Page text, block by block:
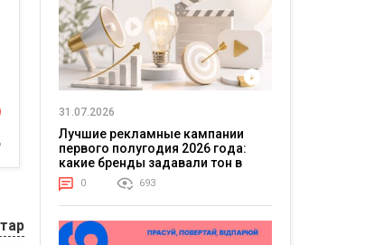
31.07.2026
Лучшие рекламные кампании
первого полугодия 2026 года:
какие бренды задавали тон в
отрасли
0 693